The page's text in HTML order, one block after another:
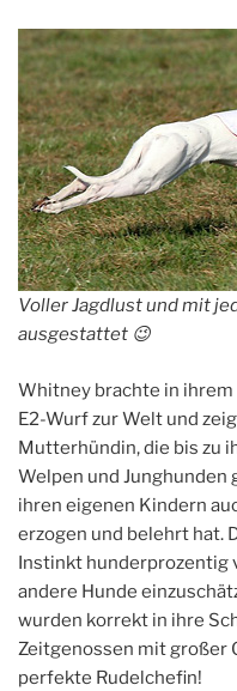
Voller Jagdlust und mit
ausgestattet 😉
Whitney brachte in ihrem
E2-Wurf zur Welt und
Mutterhündin, die bis zu
Welpen und Junghunden
ihren eigenen Kindern
erzogen und belehrt hat.
Instinkt hunderprozentig
andere Hunde
wurden korrekt in ihre
Zeitgenossen mit großer
perfekte Rudelchefin!